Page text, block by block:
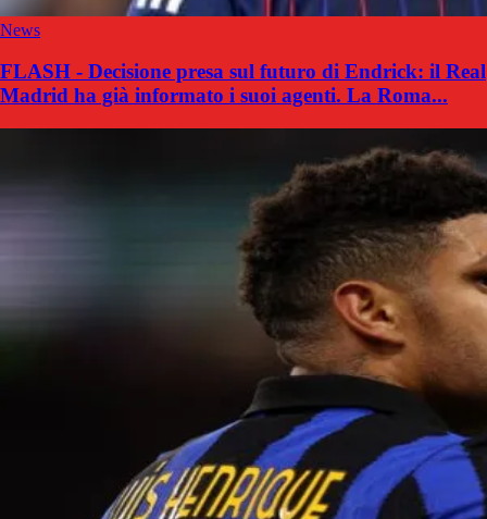
News
FLASH - Decisione presa sul futuro di Endrick: il Real
Madrid ha già informato i suoi agenti. La Roma...